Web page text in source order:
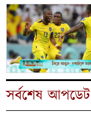
সর্বশেষ আপডেট